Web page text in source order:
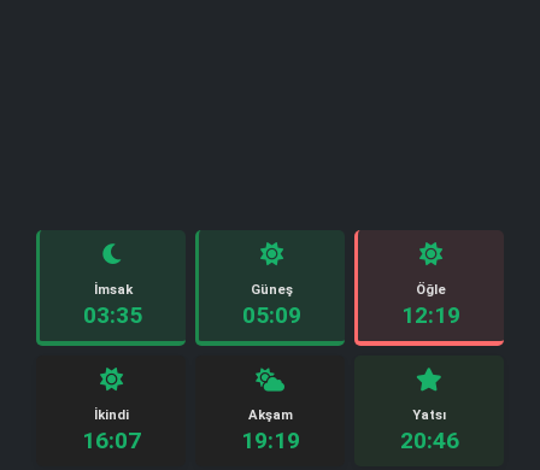
İmsak
03:35
Güneş
05:09
Öğle
12:19
İkindi
16:07
Akşam
19:19
Yatsı
20:46